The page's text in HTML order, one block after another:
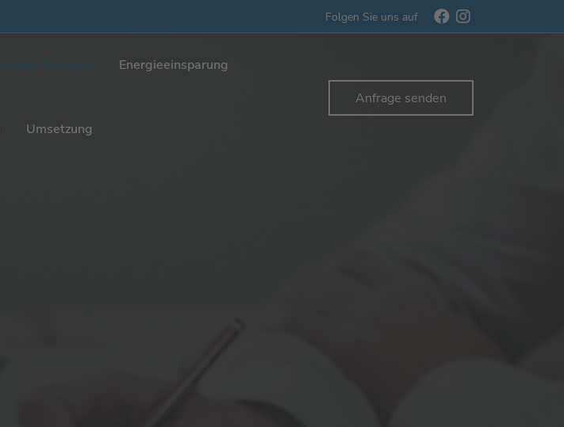
Folgen Sie uns auf
Energieeinsparung
Umsetzung
Anfrage senden